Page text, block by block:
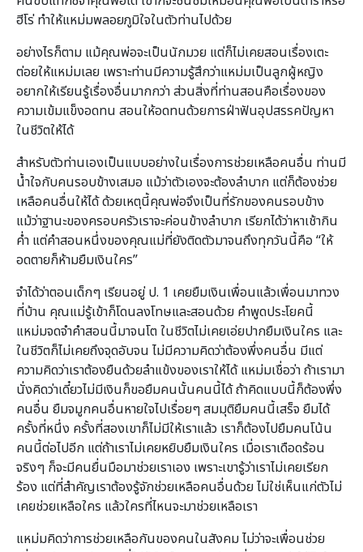
ฮีโร่ ทำให้แหม่มพลอยภูมิใจในตัวท่านไปด้วย
อย่างไรก็ตาม แม้คุณพ่อจะเป็นนักมวย แต่ก็ไม่เคยสอนเรื่องเตะ
ต่อยให้แหม่มเลย เพราะท่านมีความรู้สึกว่าแหม่มเป็นลูกผู้หญิง
อยากให้เรียนรู้เรื่องอื่นมากกว่า ส่วนสิ่งที่ท่านสอนคือเรื่องของ
ความเข้มแข็งอดทน สอนให้อดทนด้วยการฝ่าฟันอุปสรรคปัญหา
ในชีวิตให้ได้
สำหรับตัวท่านเองเป็นแบบอย่างในเรื่องการช่วยเหลือคนอื่น ท่านมี
น้ำใจกับคนรอบข้างเสมอ แม้ว่าตัวเองจะต้องลำบาก แต่ก็ต้องช่วย
เหลือคนอื่นให้ได้ ด้วยเหตุนี้คุณพ่อจึงเป็นที่รักของคนรอบข้าง
แม้ว่าฐานะของครอบครัวเราจะค่อนข้างลำบาก เรียกได้ว่าหาเช้ากิน
ค่ำ แต่คำสอนหนึ่งของคุณแม่ที่ยังติดตัวมาจนถึงทุกวันนี้คือ “ให้
อดตายก็ห้ามยืมเงินใคร”
จำได้ว่าตอนเด็กๆ เรียนอยู่ ป. 1 เคยยืมเงินเพื่อนแล้วเพื่อนมาทวง
ที่บ้าน คุณแม่รู้เข้าก็โดนลงโทษและสอนด้วย คำพูดประโยคนี้
แหม่มจดจำคำสอนนี้มาจนโต ในชีวิตไม่เคยเอ่ยปากยืมเงินใคร และ
ในชีวิตก็ไม่เคยถึงจุดอับจน ไม่มีความคิดว่าต้องพึ่งคนอื่น มีแต่
ความคิดว่าเราต้องยืนด้วยลำแข้งของเราให้ได้ แหม่มเชื่อว่า ถ้าเรามา
นั่งคิดว่าเดี๋ยวไม่มีเงินก็ขอยืมคนนั้นคนนี้ได้ ถ้าคิดแบบนี้ก็ต้องพึ่ง
คนอื่น ยืมจมูกคนอื่นหายใจไปเรื่อยๆ สมมุติยืมคนนี้เสร็จ ยืมได้
ครั้งที่หนึ่ง ครั้งที่สองเขาก็ไม่มีให้เราแล้ว เราก็ต้องไปยืมคนโน้น
คนนี้ต่อไปอีก แต่ถ้าเราไม่เคยหยิบยืมเงินใคร เมื่อเราเดือดร้อน
จริงๆ ก็จะมีคนยื่นมือมาช่วยเราเอง เพราะเขารู้ว่าเราไม่เคยเรียก
ร้อง แต่ที่สำคัญเราต้องรู้จักช่วยเหลือคนอื่นด้วย ไม่ใช่เห็นแก่ตัวไม่
เคยช่วยเหลือใคร แล้วใครที่ไหนจะมาช่วยเหลือเรา
แหม่มคิดว่าการช่วยเหลือกันของคนในสังคม ไม่ว่าจะเพื่อนช่วย